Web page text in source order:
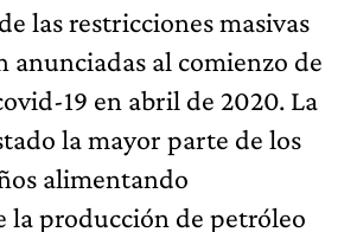
las restricciones masivas
anunciadas al comienzo de
19 en abril de 2020. La
la mayor parte de los
alimentando
la producción de petróleo